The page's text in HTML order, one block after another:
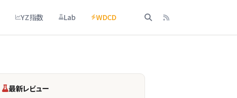
YZ指数 Lab WDCD
最新レビュー